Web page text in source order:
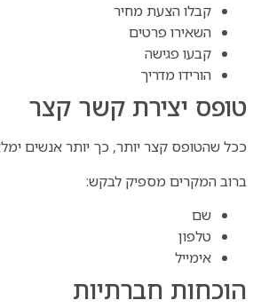
קבלו הצעת מחיר
השאירו פרטים
קבעו פגישה
הורידו מדריך
טופס יצירת קשר קצר
ככל שהטופס קצר יותר, כך יותר אנשים
ברוב המקרים מספיק לבקש:
שם
טלפון
אימייל
הוכחות חברתיות